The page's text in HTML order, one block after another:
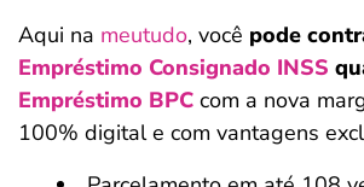
Aqui na meutudo, você pode
Empréstimo Consignado INSS
Empréstimo BPC com a nova
100% digital e com vantagens